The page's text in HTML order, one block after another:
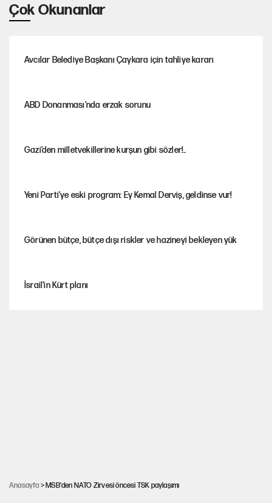
Çok Okunanlar
Avcılar Belediye Başkanı Çaykara için tahliye kararı
ABD Donanması’nda erzak sorunu
Gazi’den milletvekillerine kurşun gibi sözler!..
Yeni Parti'ye eski program: Ey Kemal Derviş, geldinse vur!
Görünen bütçe, bütçe dışı riskler ve hazineyi bekleyen yük
İsrail’in Kürt planı
Anasayfa > MSB'den NATO Zirvesi öncesi TSK paylaşımı